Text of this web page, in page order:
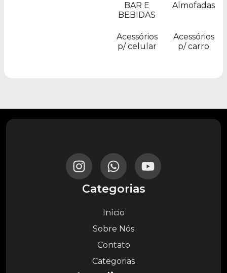
BAR E
BEBIDAS
Almofadas
Acessórios
p/ celular
Acessórios
p/ carro
Categorias
Início
Sobre Nós
Contato
Categorias